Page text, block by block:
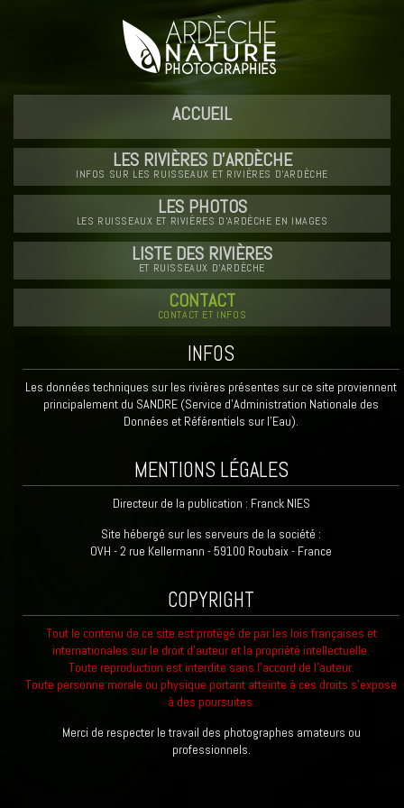
ACCUEIL
LES RIVIÈRES D'ARDÈCHE
INFOS SUR LES RUISSEAUX ET RIVIÈRES D'ARDÈCHE
LES PHOTOS
LES RUISSEAUX ET RIVIÈRES D'ARDÈCHE EN IMAGES
LISTE DES RIVIÈRES
ET RUISSEAUX D'ARDÈCHE
CONTACT
CONTACT ET INFOS
INFOS
Les données techniques sur les rivières présentes sur ce site proviennent
principalement du SANDRE (Service d’Administration Nationale des
Données et Référentiels sur l’Eau).
MENTIONS LÉGALES
Directeur de la publication : Franck NIES
Site hébergé sur les serveurs de la société :
OVH - 2 rue Kellermann - 59100 Roubaix - France
COPYRIGHT
Tout le contenu de ce site est protégé de par les lois françaises et
internationales sur le droit d'auteur et la propriété intellectuelle.
Toute reproduction est interdite sans l'accord de l'auteur.
Toute personne morale ou physique portant atteinte à ces droits s'expose
à des poursuites.
Merci de respecter le travail des photographes amateurs ou
professionnels.